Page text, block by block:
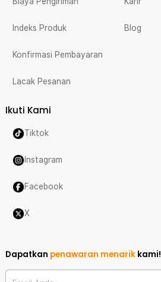
Indeks Produk
Konfirmasi Pembayaran
Lacak Pesanan
Blog
Ikuti Kami
Tiktok
Instagram
Facebook
X
Dapatkan penawaran menarik kami!